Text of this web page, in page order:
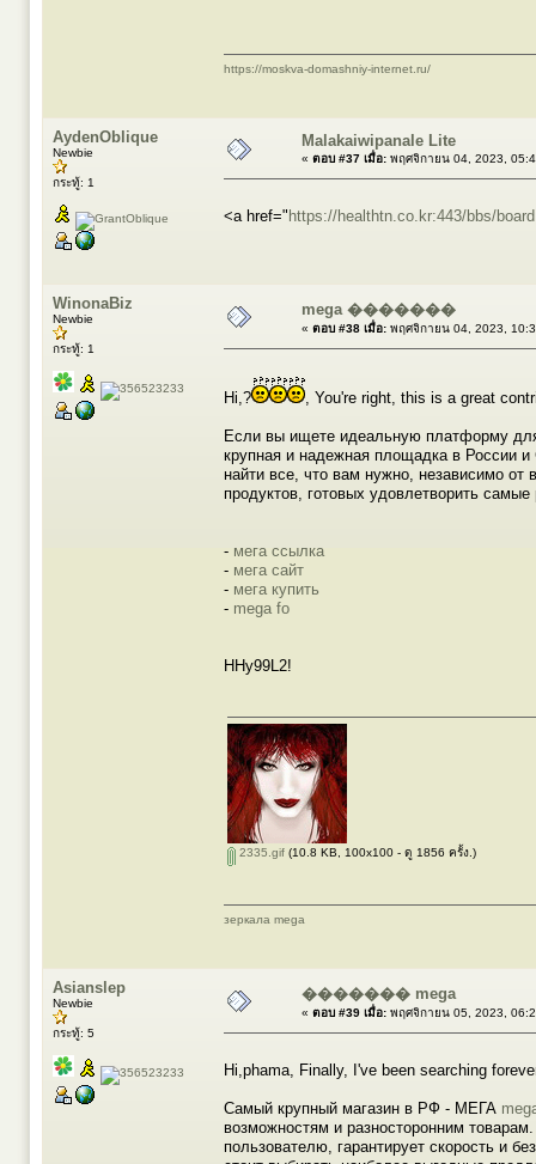
https://moskva-domashniy-internet.ru/
AydenOblique
Newbie
กระทู้: 1
Malakaiwipanale Lite
« ตอบ #37 เมื่อ: พฤศจิกายน 04, 2023,
<a href=" https://healthtn.co.kr:443/bbs/
WinonaBiz
Newbie
กระทู้: 1
mega �������
« ตอบ #38 เมื่อ: พฤศจิกายน 04, 2023,
Hi,? , You're right, this is a great
Если вы ищете идеальную платформу
крупная и надежная площадка в России
найти все, что вам нужно, независимо от
продуктов, готовых удовлетворить самые
- мега ссылка
- мега сайт
- мега купить
- mega fo
HHy99L2!
2335.gif (10.8 KB, 100x100 - ดู 1856 ครั้ง.)
зеркала mega
Asianslep
Newbie
กระทู้: 5
������� mega
« ตอบ #39 เมื่อ: พฤศจิกายน 05, 2023,
Hi,phama, Finally, I've been searching
Самый крупный магазин в РФ - МЕГА
возможностям и разносторонним
пользователю, гарантирует скорость и